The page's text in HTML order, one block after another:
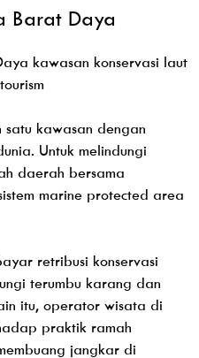
Barat Daya
kawasan dengan
Untuk melindungi
daerah bersama
marine protected area
retribusi konservasi
terumbu karang dan
itu, operator wisata di
praktik ramah
jangkar di